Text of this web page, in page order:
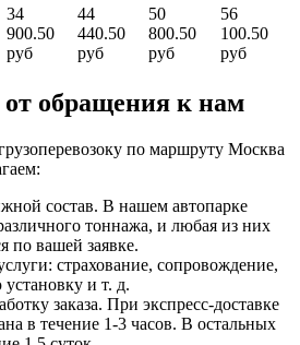
34
900.50
руб
44
440.50
руб
50
800.50
руб
56
100.50
руб
обращения к нам
по маршруту Москва
состав. В нашем автопарке
тоннажа, и любая из них
по вашей заявке.
страхование, сопровождение,
и т. д.
заказа. При экспресс-доставке
в течение 1-3 часов. В остальных